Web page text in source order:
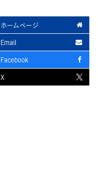
ホームページ
Email
Facebook
X